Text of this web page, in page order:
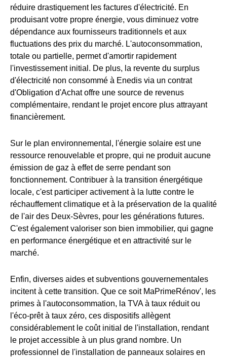
réduire drastiquement les factures d'électricité. En
produisant votre propre énergie, vous diminuez votre
dépendance aux fournisseurs traditionnels et aux
fluctuations des prix du marché. L'autoconsommation,
totale ou partielle, permet d'amortir rapidement
l'investissement initial. De plus, la revente du surplus
d'électricité non consommé à Enedis via un contrat
d'Obligation d'Achat offre une source de revenus
complémentaire, rendant le projet encore plus attrayant
financièrement.
Sur le plan environnemental, l'énergie solaire est une
ressource renouvelable et propre, qui ne produit aucune
émission de gaz à effet de serre pendant son
fonctionnement. Contribuer à la transition énergétique
locale, c'est participer activement à la lutte contre le
réchauffement climatique et à la préservation de la qualité
de l'air des Deux-Sèvres, pour les générations futures.
C'est également valoriser son bien immobilier, qui gagne
en performance énergétique et en attractivité sur le
marché.
Enfin, diverses aides et subventions gouvernementales
incitent à cette transition. Que ce soit MaPrimeRénov', les
primes à l'autoconsommation, la TVA à taux réduit ou
l'éco-prêt à taux zéro, ces dispositifs allègent
considérablement le coût initial de l'installation, rendant
le projet accessible à un plus grand nombre. Un
professionnel de l'installation de panneaux solaires en